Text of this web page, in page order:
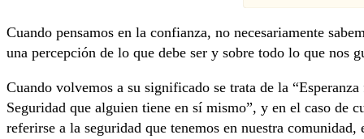
Cuando pensamos en la confianza, no necesariamente
una percepción de lo que debe ser y sobre todo lo que nos
Cuando volvemos a su significado se trata de la
Seguridad que alguien tiene en sí mismo”, y en el caso de
referirse a la seguridad que tenemos en nuestra comunidad,